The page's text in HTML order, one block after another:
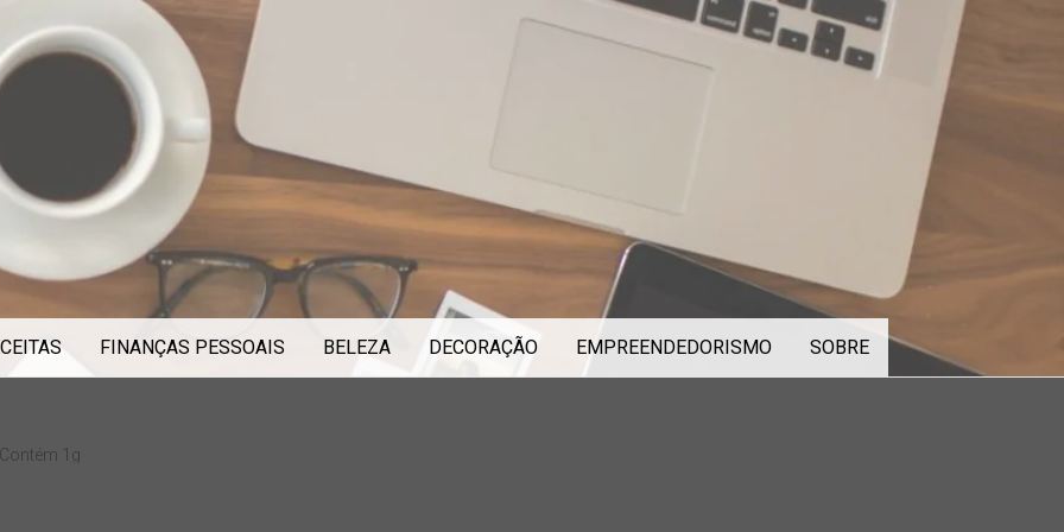
FINANÇAS PESSOAIS BELEZA DECORAÇÃO EMPREENDEDORISMO SOBRE
1g